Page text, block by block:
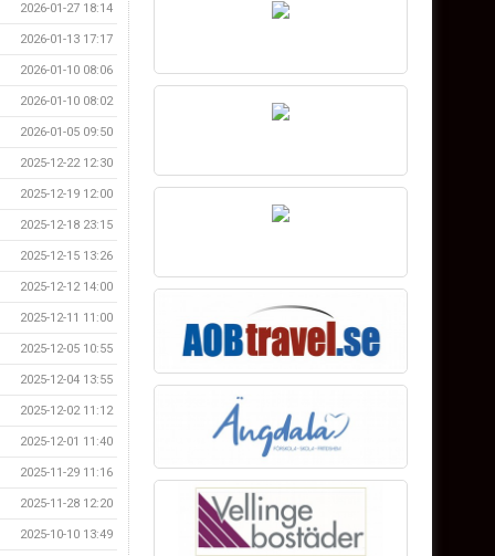
2026-01-27 18:14
2026-01-13 17:17
2026-01-10 08:06
2026-01-10 08:02
2026-01-05 09:50
2025-12-22 12:30
2025-12-19 12:00
2025-12-18 23:15
2025-12-15 13:26
2025-12-12 14:00
2025-12-11 11:00
2025-12-05 10:55
2025-12-04 13:55
2025-12-02 11:12
2025-12-01 11:40
2025-11-29 11:16
2025-11-28 12:20
2025-10-10 13:49